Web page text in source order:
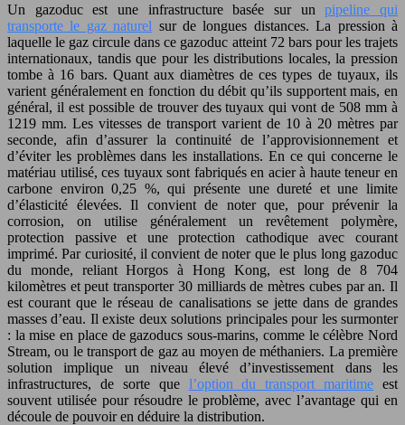
Un gazoduc est une infrastructure basée sur unpipeline qui
transporte le gaz naturel sur de longues distances. La pression à
laquelle le gaz circule dans ce gazoduc atteint 72 bars pour les trajets
internationaux, tandis que pour les distributions locales, la pression
tombe à 16 bars. Quant aux diamètres de ces types de tuyaux, ils
varient généralement en fonction du débit qu’ils supportent mais, en
général, il est possible de trouver des tuyaux qui vont de 508 mm à
1219 mm. Les vitesses de transport varient de 10 à 20 mètres par
seconde, afin d’assurer la continuité de l’approvisionnement et
d’éviter les problèmes dans les installations. En ce qui concerne le
matériau utilisé, ces tuyaux sont fabriqués en acier à haute teneur en
carbone environ 0,25 %, qui présente une dureté et une limite
d’élasticité élevées. Il convient de noter que, pour prévenir la
corrosion, on utilise généralement un revêtement polymère,
protection passive et une protection cathodique avec courant
imprimé. Par curiosité, il convient de noter que le plus long gazoduc
du monde, reliant Horgos à Hong Kong, est long de 8 704
kilomètres et peut transporter 30 milliards de mètres cubes par an. Il
est courant que le réseau de canalisations se jette dans de grandes
masses d’eau. Il existe deux solutions principales pour les surmonter
: la mise en place de gazoducs sous-marins, comme le célèbre Nord
Stream, ou le transport de gaz au moyen de méthaniers. La première
solution implique un niveau élevé d’investissement dans les
infrastructures, de sorte que l’option du transport maritime est
souvent utilisée pour résoudre le problème, avec l’avantage qui en
découle de pouvoir en déduire la distribution.